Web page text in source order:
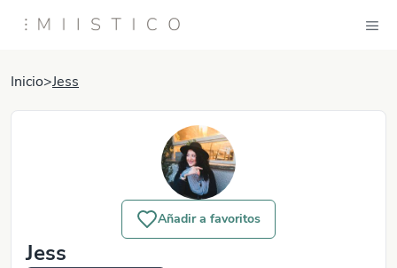
Inicio>Jess
Añadir a favoritos
Jess